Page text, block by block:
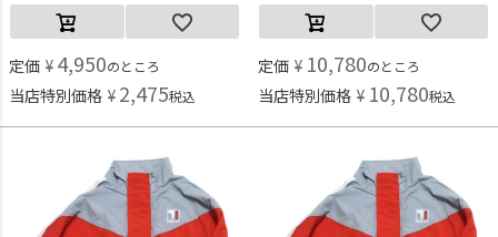
定価 ¥ 4,950のところ
当店特別価格 ¥ 2,475税込
定価 ¥ 10,780のところ
当店特別価格 ¥ 10,780税込